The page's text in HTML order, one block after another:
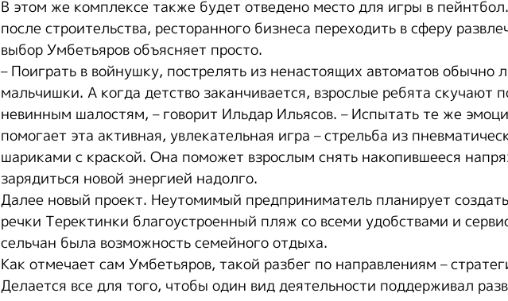
В этом же комплексе также будет отведено место для игры в
после строительства, ресторанного бизнеса переходить в сферу
выбор Умбетьяров объясняет просто.
– Поиграть в войнушку, пострелять из ненастоящих автоматов обычно
мальчишки. А когда детство заканчивается, взрослые ребята скучают
невинным шалостям, – говорит Ильдар Ильясов. – Испытать те же
помогает эта активная, увлекательная игра – стрельба из
шариками с краской. Она поможет взрослым снять накопившееся
зарядиться новой энергией надолго.
Далее новый проект. Неутомимый предприниматель планирует
речки Теректинки благоустроенный пляж со всеми удобствами и
сельчан была возможность семейного отдыха.
Как отмечает сам Умбетьяров, такой разбег по направлениям –
Делается все для того, чтобы один вид деятельности поддерживал